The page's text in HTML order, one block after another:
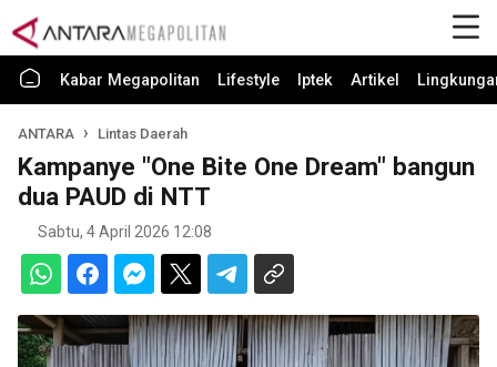
Kabar Megapolitan Lifestyle Iptek Artikel
ANTARA Lintas Daerah
Kampanye "One Bite One Dream" bangun
dua PAUD di NTT
Sabtu, 4 April 2026 12:08